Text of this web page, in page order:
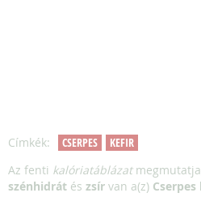
Címkék: CSERPES
KEFIR
Az fenti kalóriatáblázat
szénhidrát és zsír van a(z)